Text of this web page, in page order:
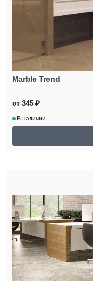
Marble Trend
от 345 ₽
В наличии